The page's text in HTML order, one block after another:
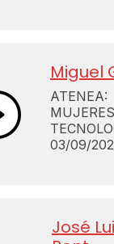
Miguel
ATENEA:
03/09/
José